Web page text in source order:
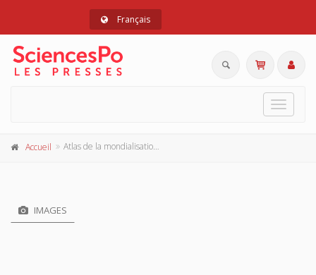
Français
Toggle
Accueil Atlas de la mondialisation 2009
IMAGES